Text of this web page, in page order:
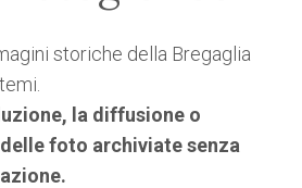
storiche della Bregaglia
la diffusione o
foto archiviate senza